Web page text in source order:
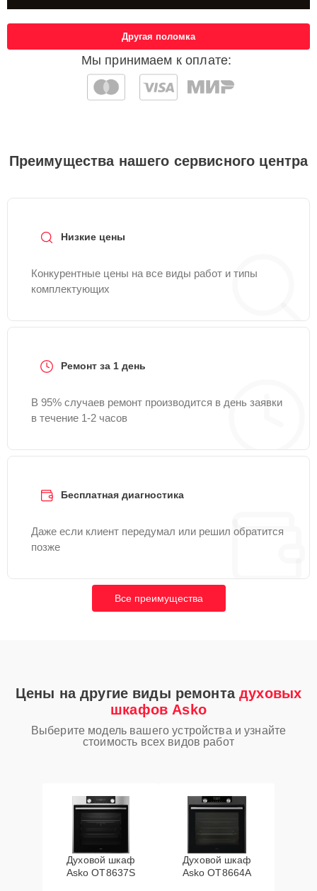
Мы принимаем к оплате:
Другая поломка
Преимущества нашего сервисного центра
Низкие цены
Конкурентные цены на все виды работ и типы
комплектующих
Ремонт за 1 день
В 95% случаев ремонт производится в день заявки
в течение 1-2 часов
Бесплатная диагностика
Даже если клиент передумал или решил обратится
позже
Все преимущества
Цены на другие виды ремонтадуховых
шкафов Asko
Выберите модель вашего устройства и узнайте
стоимость всех видов работ
Духовой шкаф
Asko OT8637S
Духовой шкаф
Asko OT8664A